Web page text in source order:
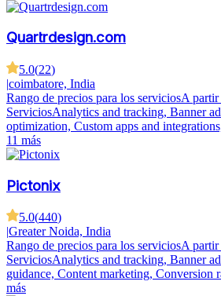
Quartrdesign.com
5.0(22)
|coimbatore, India
Rango de precios para los serviciosA partir
ServiciosAnalytics and tracking, Banner
optimization, Custom apps and
11 más
Pictonix
5.0(440)
|Greater Noida, India
Rango de precios para los serviciosA partir
ServiciosAnalytics and tracking, Banner
guidance, Content marketing, Conversion
más